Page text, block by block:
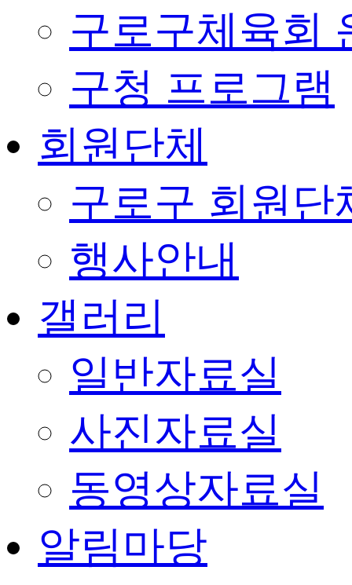
구로구체육회
구청 프로그램
회원단체
구로구 회원단
행사안내
갤러리
일반자료실
사진자료실
동영상자료실
알림마당